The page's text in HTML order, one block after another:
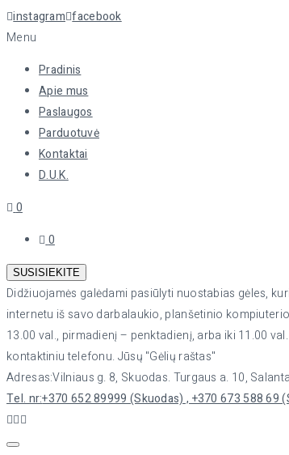
instagram facebook
Menu
Pradinis
Apie mus
Paslaugos
Parduotuvė
Kontaktai
D.U.K.
0
0
SUSISIEKITE
Didžiuojamės galėdami pasiūlyti nuostabias gėles,
internetu iš savo darbalaukio, planšetinio
13.00 val., pirmadienį – penktadienį, arba iki 11.00
kontaktiniu telefonu. Jūsų "Gėlių raštas"
Vilniaus g. 8, Skuodas. Turgaus a. 10,
+370 652 89999 (Skuodas) , +370 673 588 69